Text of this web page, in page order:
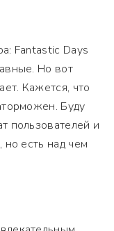
Fantastic Days
Но вот
Кажется, что
Буду
пользователей и
но есть над чем